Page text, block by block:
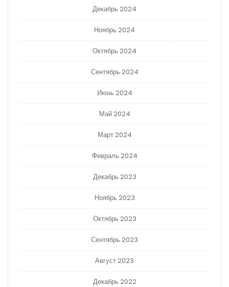
Декабрь 2024
Ноябрь 2024
Октябрь 2024
Сентябрь 2024
Июнь 2024
Май 2024
Март 2024
Февраль 2024
Декабрь 2023
Ноябрь 2023
Октябрь 2023
Сентябрь 2023
Август 2023
Декабрь 2022